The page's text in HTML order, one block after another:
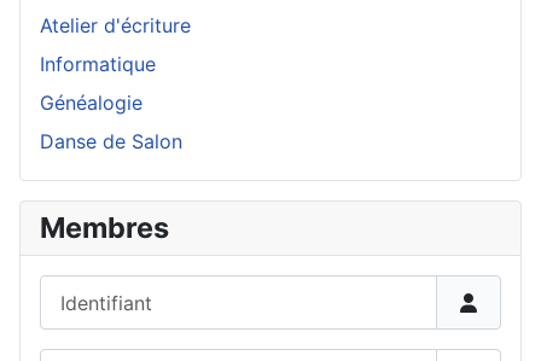
Atelier d'écriture
Informatique
Généalogie
Danse de Salon
Membres